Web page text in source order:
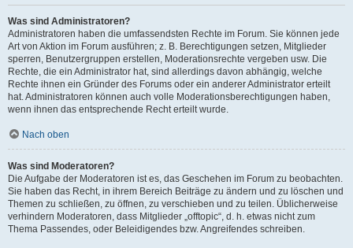
Was sind Administratoren?
Administratoren haben die umfassendsten Rechte im Forum. Sie können jede
Art von Aktion im Forum ausführen; z. B. Berechtigungen setzen, Mitglieder
sperren, Benutzergruppen erstellen, Moderationsrechte vergeben usw. Die
Rechte, die ein Administrator hat, sind allerdings davon abhängig, welche
Rechte ihnen ein Gründer des Forums oder ein anderer Administrator erteilt
hat. Administratoren können auch volle Moderationsberechtigungen haben,
wenn ihnen das entsprechende Recht erteilt wurde.
Nach oben
Was sind Moderatoren?
Die Aufgabe der Moderatoren ist es, das Geschehen im Forum zu beobachten.
Sie haben das Recht, in ihrem Bereich Beiträge zu ändern und zu löschen und
Themen zu schließen, zu öffnen, zu verschieben und zu teilen. Üblicherweise
verhindern Moderatoren, dass Mitglieder „offtopic“, d. h. etwas nicht zum
Thema Passendes, oder Beleidigendes bzw. Angreifendes schreiben.